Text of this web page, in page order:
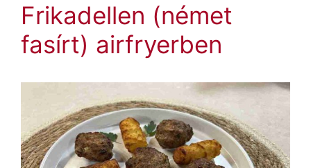
Frikadellen (német
fasírt) airfryerben